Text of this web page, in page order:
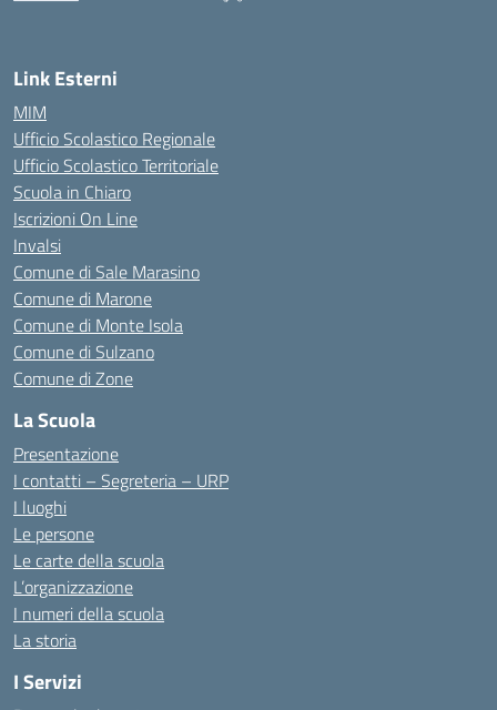
Link Esterni
MIM
Ufficio Scolastico Regionale
Ufficio Scolastico Territoriale
Scuola in Chiaro
Iscrizioni On Line
Invalsi
Comune di Sale Marasino
Comune di Marone
Comune di Monte Isola
Comune di Sulzano
Comune di Zone
La Scuola
Presentazione
I contatti – Segreteria – URP
I luoghi
Le persone
Le carte della scuola
L’organizzazione
I numeri della scuola
La storia
I Servizi